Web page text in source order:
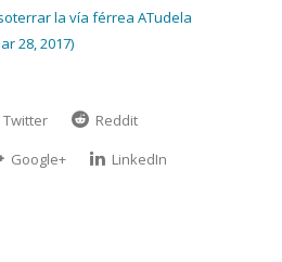
la vía férrea ATudela
28, 2017)
Twitter
Reddit
Google+
LinkedIn